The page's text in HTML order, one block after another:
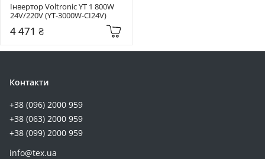
Інвертор Voltronic YT 1 800W
24V/220V (YT-3000W-CI24V)
4 471 ₴
Контакти
+38 (096) 2000 959
+38 (063) 2000 959
+38 (099) 2000 959
info@tex.ua